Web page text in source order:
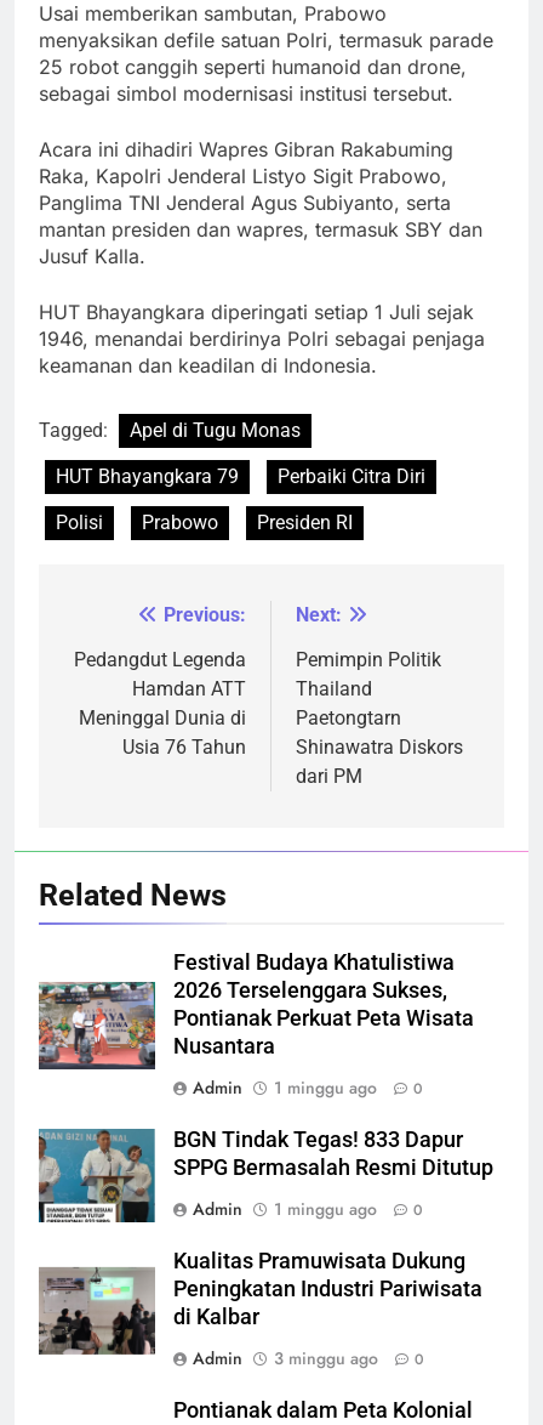
Usai memberikan sambutan, Prabowo
menyaksikan defile satuan Polri, termasuk parade
25 robot canggih seperti humanoid dan drone,
sebagai simbol modernisasi institusi tersebut.
Acara ini dihadiri Wapres Gibran Rakabuming
Raka, Kapolri Jenderal Listyo Sigit Prabowo,
Panglima TNI Jenderal Agus Subiyanto, serta
mantan presiden dan wapres, termasuk SBY dan
Jusuf Kalla.
HUT Bhayangkara diperingati setiap 1 Juli sejak
1946, menandai berdirinya Polri sebagai penjaga
keamanan dan keadilan di Indonesia.
Tagged:
Apel di Tugu Monas
HUT Bhayangkara 79
Perbaiki Citra Diri
Polisi
Prabowo Presiden RI
Navigasi
pos
Previous:
Pedangdut Legenda
Hamdan ATT
Meninggal Dunia di
Usia 76 Tahun
Next:
Pemimpin Politik
Thailand
Paetongtarn
Shinawatra Diskors
dari PM
Related News
Festival Budaya Khatulistiwa
2026 Terselenggara Sukses,
Pontianak Perkuat Peta Wisata
Nusantara
Admin
1 minggu ago 0
BGN Tindak Tegas! 833 Dapur
SPPG Bermasalah Resmi Ditutup
Admin
1 minggu ago 0
Kualitas Pramuwisata Dukung
Peningkatan Industri Pariwisata
di Kalbar
Admin
3 minggu ago 0
Pontianak dalam Peta Kolonial